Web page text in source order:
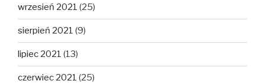
wrzesień 2021 (25)
sierpień 2021 (9)
lipiec 2021 (13)
czerwiec 2021 (25)